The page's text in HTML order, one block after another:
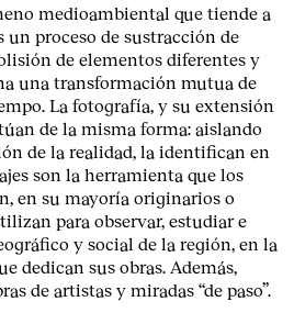
medioambiental que tiende a
un proceso de sustracción de
de elementos diferentes y
una transformación mutua de
La fotografía, y su extensión
de la misma forma: aislando
de la realidad, la identifican en
son la herramienta que los
en su mayoría originarios o
para observar, estudiar e
y social de la región, en la
dedican sus obras. Además,
de artistas y miradas “de paso”.